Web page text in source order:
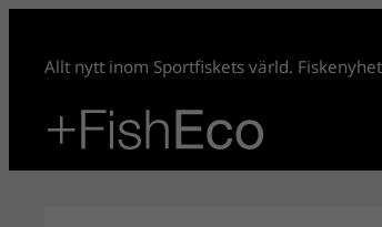
innehåll
Allt nytt inom Sportfiskets värld.